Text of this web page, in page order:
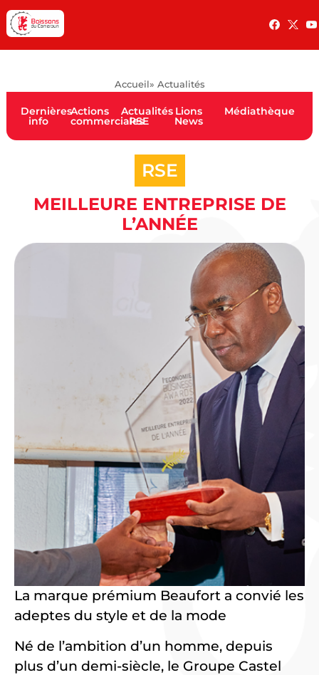
Accueil» Actualités
Dernières
info
Actions
commerciales
Actualités
RSE
Lions
News
Médiathèque
RSE
MEILLEURE ENTREPRISE DE
L’ANNÉE
La marque prémium Beaufort a convié les
adeptes du style et de la mode
Né de l’ambition d’un homme, depuis
plus d’un demi-siècle, le Groupe Castel